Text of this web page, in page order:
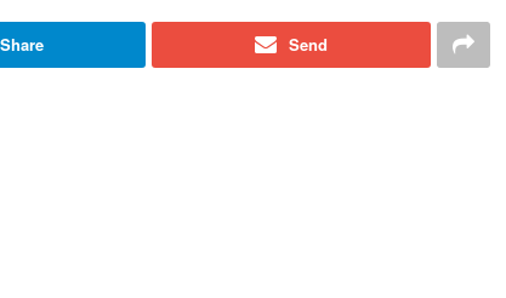
Share Send